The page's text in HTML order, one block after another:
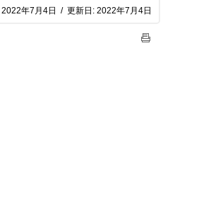
2022年7月4日 / 更新日: 2022年7月4日